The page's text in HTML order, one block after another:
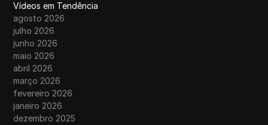
Vídeos em Tendência
agosto 2026
julho 2026
junho 2026
maio 2026
abril 2026
março 2026
fevereiro 2026
janeiro 2026
dezembro 2025